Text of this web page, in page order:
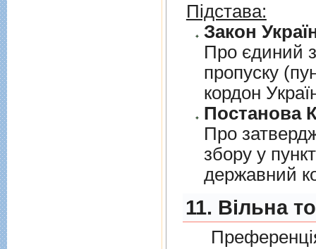
Підстава:
Закон
Про єдиний
пропуску
кордон
Постанова
Про
збору у
державний
11. Вільна